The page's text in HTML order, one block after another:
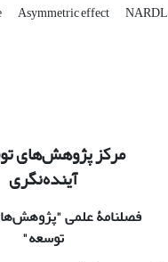
Asymmetric effect NARDL
مرکز پژوهش‌های
آینده‌نگری
فصلنامۀ علمی
توسعه"